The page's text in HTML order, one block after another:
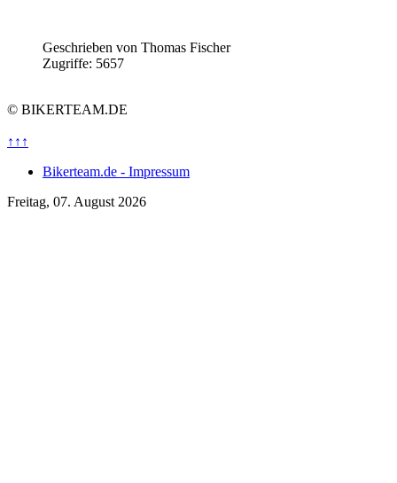
Geschrieben von Thomas Fischer
Zugriffe: 5657
© BIKERTEAM.DE
↑↑↑
Bikerteam.de - Impressum
Freitag, 07. August 2026